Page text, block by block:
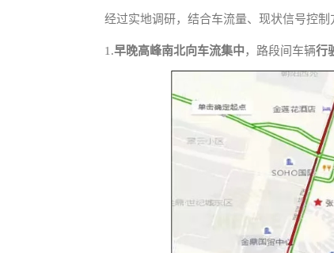
经过实地调研，结合车流量、现状信号控制
1.早晚高峰南北向车流集中，路段间车辆行